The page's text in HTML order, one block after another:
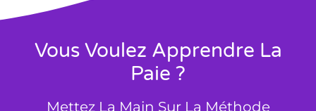
Vous Voulez Apprendre La
Paie ?
Mettez La Main Sur La Méthode